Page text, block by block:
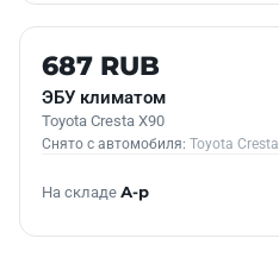
Б/У В НАЛИЧИИ
687 RUB
ЭБУ климатом
Toyota Cresta X90
Снято с автомобиля: Toyota Cresta
На складе А-р